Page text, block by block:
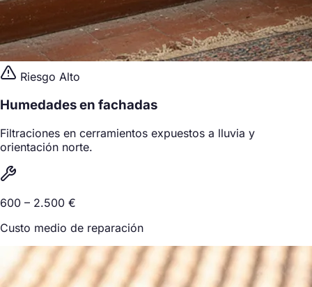
Riesgo Alto
Humedades en fachadas
Filtraciones en cerramientos expuestos a lluvia y
orientación norte.
600 – 2.500 €
Custo medio de reparación